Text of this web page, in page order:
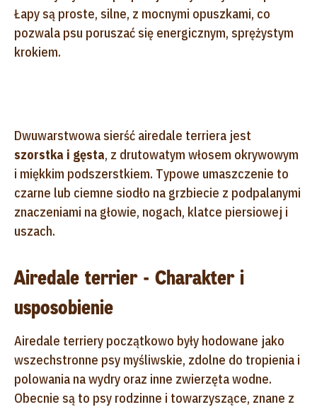
Łapy są proste, silne, z mocnymi opuszkami, co
pozwala psu poruszać się energicznym, sprężystym
krokiem.
Dwuwarstwowa sierść airedale terriera jest
szorstka i gęsta, z drutowatym włosem okrywowym
i miękkim podszerstkiem. Typowe umaszczenie to
czarne lub ciemne siodło na grzbiecie z podpalanymi
znaczeniami na głowie, nogach, klatce piersiowej i
uszach.
Airedale terrier - Charakter i
usposobienie
Airedale terriery początkowo były hodowane jako
wszechstronne psy myśliwskie, zdolne do tropienia i
polowania na wydry oraz inne zwierzęta wodne.
Obecnie są to psy rodzinne i towarzyszące, znane z